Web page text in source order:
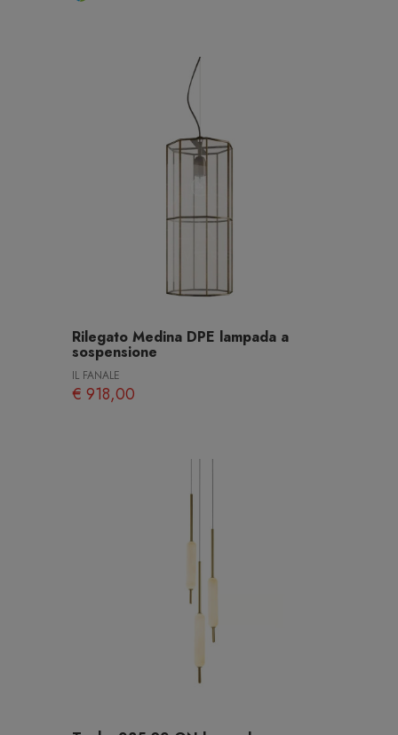
Rilegato Medina DPE lampada a
sospensione
IL FANALE
€ 918,00